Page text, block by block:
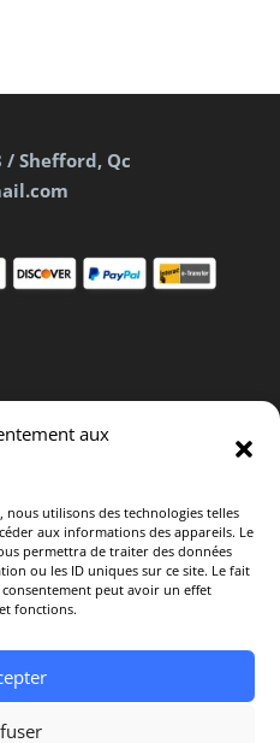
aux
utilisons des technologies telles
aux informations des appareils. Le
permettra de traiter des données
ou les ID uniques sur ce site. Le fait
peut avoir un effet
fonctions.
/ Shefford, Qc
(CA)
à titre informatif. Il ne
cas un avis médical